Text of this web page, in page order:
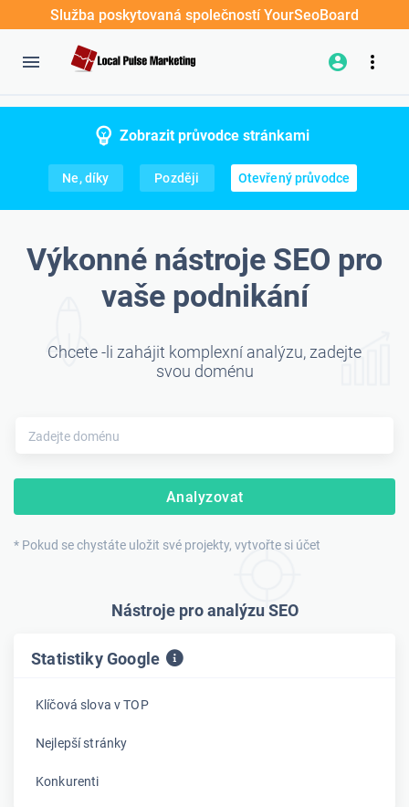
Služba poskytovaná společností YourSeoBoard
Zobrazit průvodce stránkami
Ne, díky Později Otevřený průvodce
Výkonné nástroje SEO pro
vaše podnikání
Chcete -li zahájit komplexní analýzu, zadejte
svou doménu
Analyzovat
* Pokud se chystáte uložit své projekty, vytvořte si účet
Nástroje pro analýzu SEO
Statistiky Google
Klíčová slova v TOP
Nejlepší stránky
Konkurenti